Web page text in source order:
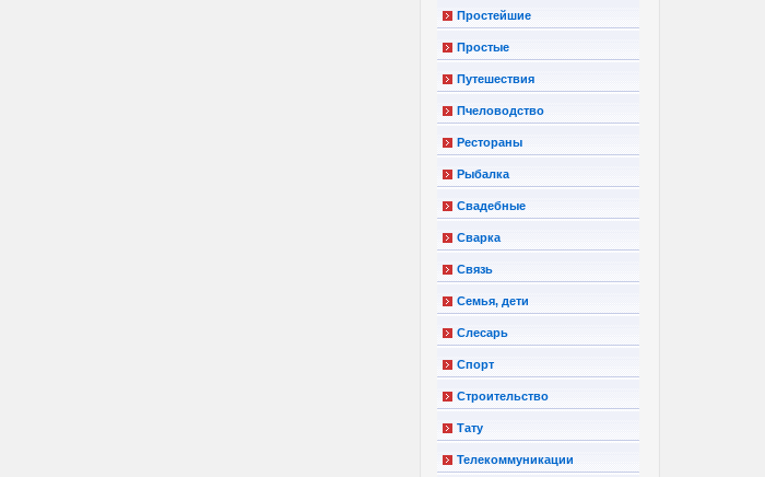
Простейшие
Простые
Путешествия
Пчеловодство
Рестораны
Рыбалка
Свадебные
Сварка
Связь
Семья, дети
Слесарь
Спорт
Строительство
Тату
Телекоммуникации